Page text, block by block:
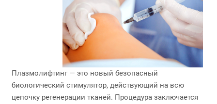
Плазмолифтинг — это новый безопасный
биологический стимулятор, действующий на всю
цепочку регенерации тканей. Процедура заключается